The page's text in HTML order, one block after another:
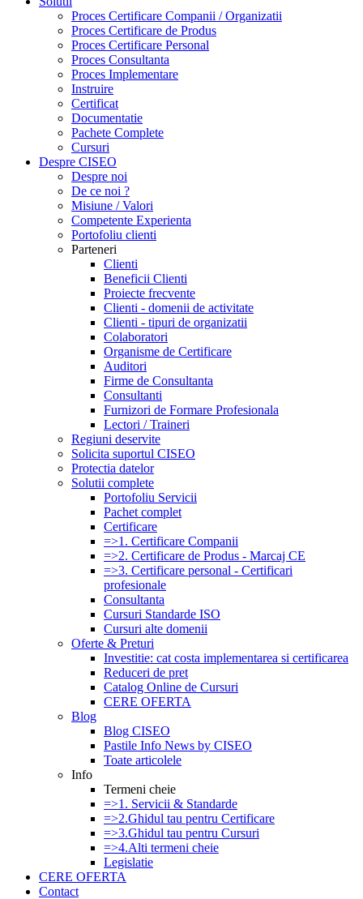
Proces Certificare Companii / Organizatii
Proces Certificare de Produs
Proces Certificare Personal
Proces Consultanta
Proces Implementare
Instruire
Certificat
Documentatie
Pachete Complete
Cursuri
Despre CISEO
Despre noi
De ce noi ?
Misiune / Valori
Competente Experienta
Portofoliu clienti
Parteneri
Clienti
Beneficii Clienti
Proiecte frecvente
Clienti - domenii de activitate
Clienti - tipuri de organizatii
Colaboratori
Organisme de Certificare
Auditori
Firme de Consultanta
Consultanti
Furnizori de Formare Profesionala
Lectori / Traineri
Regiuni deservite
Solicita suportul CISEO
Protectia datelor
Solutii complete
Portofoliu Servicii
Pachet complet
Certificare
=>1. Certificare Companii
=>2. Certificare de Produs - Marcaj CE
=>3. Certificare personal - Certificari
profesionale
Consultanta
Cursuri Standarde ISO
Cursuri alte domenii
Oferte & Preturi
Investitie: cat costa implementarea si certificarea
Reduceri de pret
Catalog Online de Cursuri
CERE OFERTA
Blog
Blog CISEO
Pastile Info News by CISEO
Toate articolele
Info
Termeni cheie
=>1. Servicii & Standarde
=>2.Ghidul tau pentru Certificare
=>3.Ghidul tau pentru Cursuri
=>4.Alti termeni cheie
Legislatie
CERE OFERTA
Contact